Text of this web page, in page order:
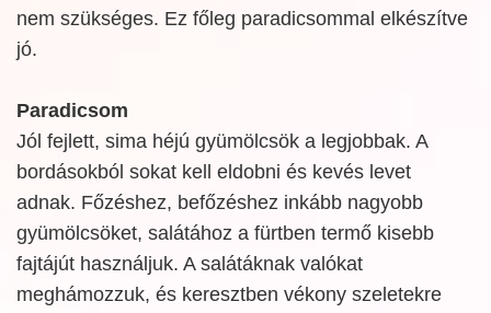
nem szükséges. Ez főleg paradicsommal elkészítve
jó.
Paradicsom
Jól fejlett, sima héjú gyümölcsök a legjobbak. A
bordásokból sokat kell eldobni és kevés levet
adnak. Főzéshez, befőzéshez inkább nagyobb
gyümölcsöket, salátához a fürtben termő kisebb
fajtájút használjuk. A salátáknak valókat
meghámozzuk, és keresztben vékony szeletekre